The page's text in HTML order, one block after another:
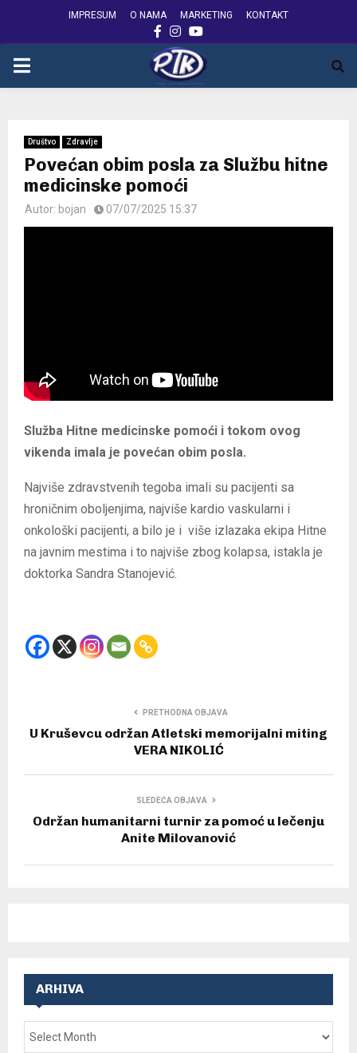
IMPRESUM O NAMA MARKETING KONTAKT
FACEBOOK
INSTAGRAM
YOUTUBE
PRIMARY
Društvo Zdravlje
Povećan obim posla za Službu hitne
medicinske pomoći
Autor: bojan 07/07/2025 15:37
Služba Hitne medicinske pomoći i tokom ovog
vikenda imala je povećan obim posla.
Najviše zdravstvenih tegoba imali su pacijenti sa
hroničnim oboljenjima, najviše kardio vaskularni i
onkološki pacijenti, a bilo je i više izlazaka ekipa Hitne
na javnim mestima i to najviše zbog kolapsa, istakla je
doktorka Sandra Stanojević.
PRETHODNA OBJAVA
U Kruševcu održan Atletski memorijalni miting
VERA NIKOLIĆ
SLEDEĆA OBJAVA
Održan humanitarni turnir za pomoć u lečenju
Anite Milovanović
ARHIVA